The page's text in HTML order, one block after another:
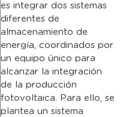
es integrar dos sistemas
diferentes de
almacenamiento de
energía, coordinados por
un equipo único para
alcanzar la integración
de la producción
fotovoltaica. Para ello, se
plantea un sistema